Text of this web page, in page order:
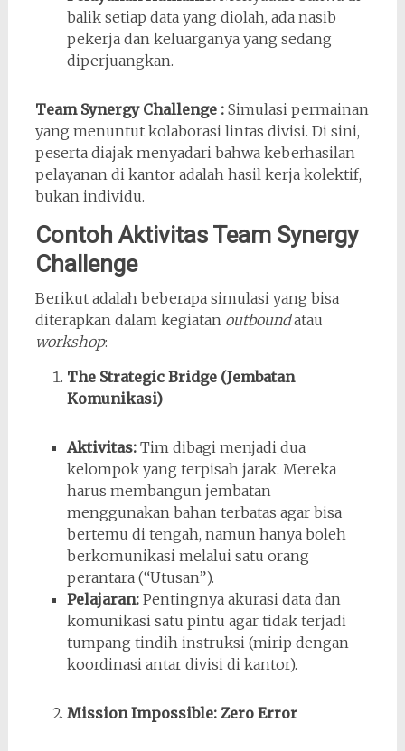
balik setiap data yang diolah, ada nasib
pekerja dan keluarganya yang sedang
diperjuangkan.
Team Synergy Challenge :Simulasi permainan
yang menuntut kolaborasi lintas divisi. Di sini,
peserta diajak menyadari bahwa keberhasilan
pelayanan di kantor adalah hasil kerja kolektif,
bukan individu.
Contoh Aktivitas Team Synergy
Challenge
Berikut adalah beberapa simulasi yang bisa
diterapkan dalam kegiatan outboundatau
workshop:
The Strategic Bridge (Jembatan
Komunikasi)
Aktivitas:Tim dibagi menjadi dua
kelompok yang terpisah jarak. Mereka
harus membangun jembatan
menggunakan bahan terbatas agar bisa
bertemu di tengah, namun hanya boleh
berkomunikasi melalui satu orang
perantara (“Utusan”).
Pelajaran:Pentingnya akurasi data dan
komunikasi satu pintu agar tidak terjadi
tumpang tindih instruksi (mirip dengan
koordinasi antar divisi di kantor).
Mission Impossible: Zero Error